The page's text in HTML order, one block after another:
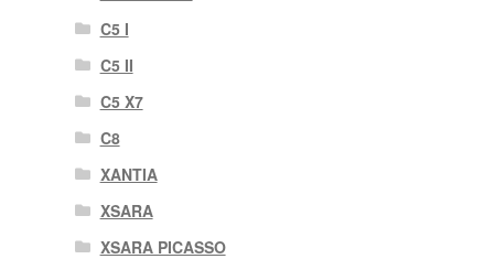
C5 I
C5 II
C5 X7
C8
XANTIA
XSARA
XSARA PICASSO